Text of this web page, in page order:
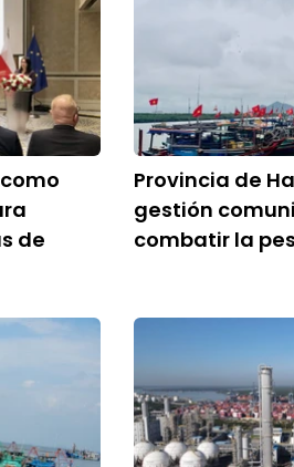
de
Provincia de
gestión
combatir la